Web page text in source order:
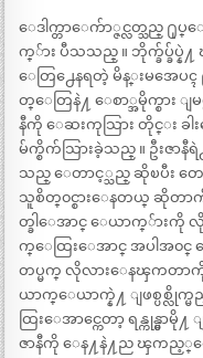
ေဒါက္တာေက်ာ္ဇင္လတ္သည္ ႐ု
က္်ား ပီသသည္ ။ ဘိုက္ခ်ပ္ခ်
ေတြ႕ေနရတဲ့ မိန္းမအေပၚ
တ္ေတြနဲ႔ ေစာ္အမိုက္စား ျမင္
နီကို ေဆးကုသြား တိုင္း ခါ
မ်က္စိက်သြားခဲ့သည္ ။ ဦးဇာ
သည္ ေတာင့္သည္ ဆိုၿပီး တေ
သူစိတ္၀င္စားေနတယ္ ဆို
တ္ခါေအာင္ ေယာက္်ားကို
က္ေထြးေအာင္ အပါအ၀
တပ္မက္ လိုလားေနၾကတာ
ယာက္ေယာက္နဲ႔ ျဖစ္ပစ္
ထြးေအာင္ကေတာ့ ရန္ကုန္မွာမို
ဇာနီကို ေန႔နဲ႔ည ၾကည့္ေ